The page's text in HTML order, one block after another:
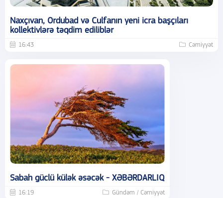
Naxçıvan, Ordubad və Culfanın yeni icra başçıları
kollektivlərə təqdim ediliblər
16:43 Cəmiyyət
Sabah güclü külək əsəcək - XƏBƏRDARLIQ
16:19 Gündəm / Cəmiyyət